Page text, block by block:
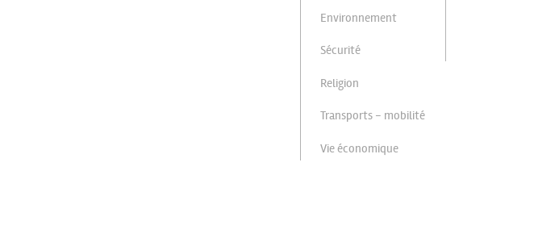
Environnement
Sécurité
Religion
Transports - mobilité
Vie économique